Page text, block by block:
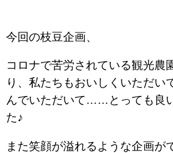
今回の枝豆企画、
コロナで苦労されている観光農
り、私たちもおいしくいただい
んでいただいて……とっても良
た♪
また笑顔が溢れるような企画が